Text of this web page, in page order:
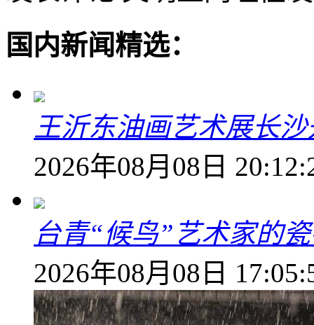
国内新闻精选：
王沂东油画艺术展长
2026年08月08日
台青“候鸟”艺术家的
2026年08月08日